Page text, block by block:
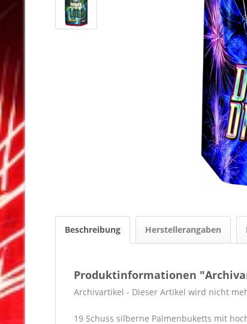
Beschreibung Herstellerangaben
Produktinformationen
Archivartikel - Dieser Artikel wird nicht
19 Schuss silberne Palmenbuketts mit